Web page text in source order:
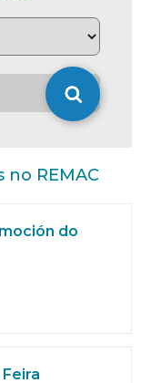
no REMAC
do